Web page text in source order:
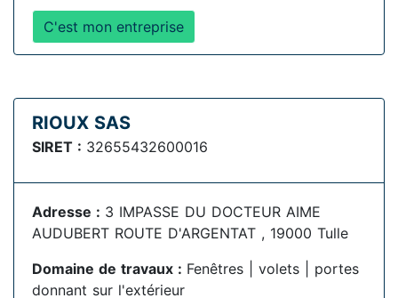
C'est mon entreprise
RIOUX SAS
SIRET : 32655432600016
Adresse : 3 IMPASSE DU DOCTEUR AIME
AUDUBERT ROUTE D'ARGENTAT , 19000 Tulle
Domaine de travaux : Fenêtres | volets | portes
donnant sur l'extérieur